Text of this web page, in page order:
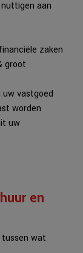
aan
zaken
groot
vastgoed
worden
uw
en
wat